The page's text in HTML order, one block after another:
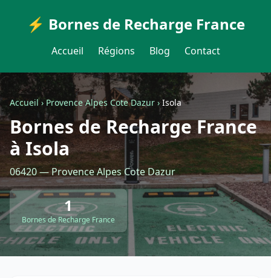
⚡ Bornes de Recharge France
Accueil Régions Blog Contact
Accueil›Provence Alpes Cote Dazur ›Isola
Bornes de Recharge France
à Isola
06420 — Provence Alpes Cote Dazur
1
Bornes de Recharge France